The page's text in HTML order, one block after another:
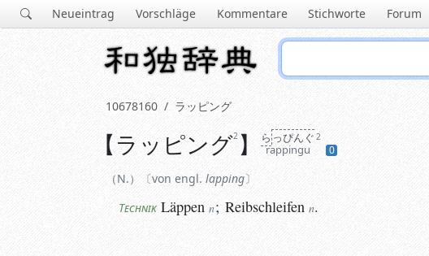
Neueintrag Vorschläge Kommentare Stichworte Forum
10678160 ラッピング
N. von engl.lapping
Technik Läppen n ; Reibschleifen
【ラッピング2 】 ら っぴんぐ
rappingu
2
0
N. von engl. lapping
Technik Läppen n; Reibschleifen n.